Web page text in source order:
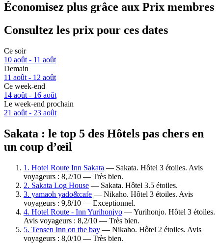
Économisez plus grâce aux Prix membres
Consultez les prix pour ces dates
Ce soir
10 août - 11 août
Demain
11 août - 12 août
Ce week-end
14 août - 16 août
Le week-end prochain
21 août - 23 août
Sakata : le top 5 des Hôtels pas chers en
un coup d’œil
1. Hotel Route Inn Sakata — Sakata. Hôtel 3 étoiles. Avis
voyageurs : 8,2/10 — Très bien.
2. Sakata Log House — Sakata. Hôtel 3.5 étoiles.
3. yamaoh yado&cafe — Nikaho. Hôtel 3 étoiles. Avis
voyageurs : 9,8/10 — Exceptionnel.
4. Hotel Route - Inn Yurihonjyo — Yurihonjo. Hôtel 3 étoiles.
Avis voyageurs : 8,2/10 — Très bien.
5. Tensen Inn on the bay — Nikaho. Hôtel 2 étoiles. Avis
voyageurs : 8,0/10 — Très bien.